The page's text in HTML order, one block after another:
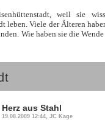
weil sie
leben. Viele der Älteren
Wie haben sie die
Herz aus Stahl
19.08.2009 12:44, JC Kage